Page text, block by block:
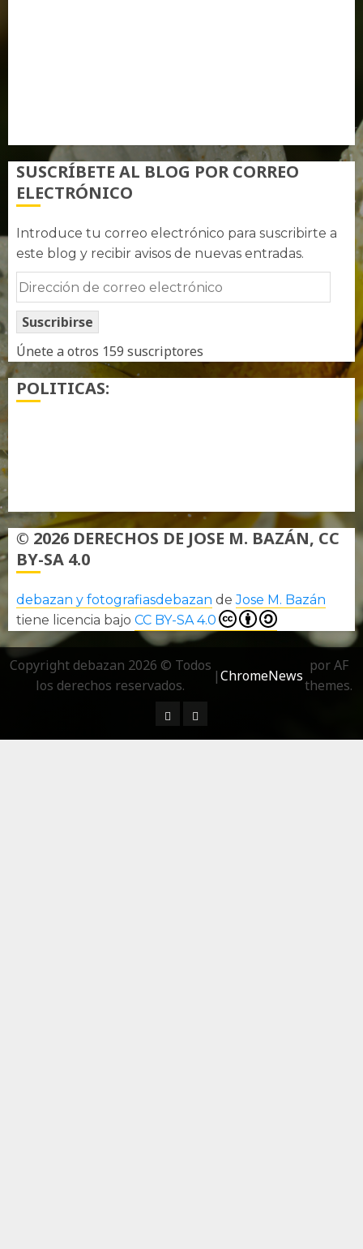
SUSCRÍBETE AL BLOG POR CORREO
ELECTRÓNICO
Introduce tu correo electrónico para suscribirte a
este blog y recibir avisos de nuevas entradas.
Dirección
de
correo
electrónico
Suscribirse
Únete a otros 159 suscriptores
POLITICAS:
© 2026 DERECHOS DE JOSE M. BAZÁN, CC
BY-SA 4.0
debazan y fotografiasdebazan deJose M. Bazán
tiene licencia bajo CC BY-SA 4.0
Copyright debazan 2026 © Todos
los derechos reservados.
|ChromeNews
por AF
themes.
¿ Quién soy…?
Más información sobre las